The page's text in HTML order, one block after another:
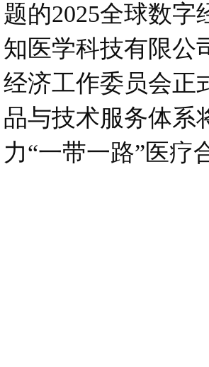
题的2025全球数
知医学科技有限公
经济工作委员会正
品与技术服务体系
力“一带一路”医疗